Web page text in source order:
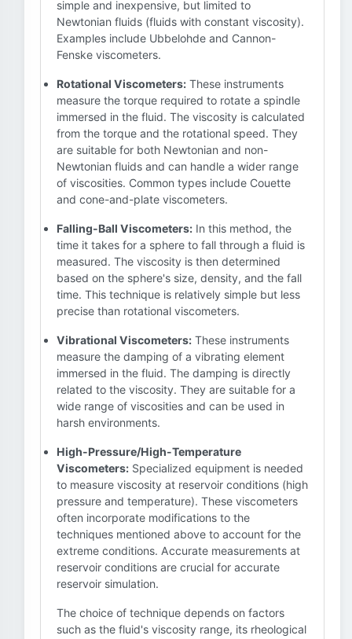
simple and inexpensive, but limited to
Newtonian fluids (fluids with constant viscosity).
Examples include Ubbelohde and Cannon-
Fenske viscometers.
Rotational Viscometers: These instruments
measure the torque required to rotate a spindle
immersed in the fluid. The viscosity is calculated
from the torque and the rotational speed. They
are suitable for both Newtonian and non-
Newtonian fluids and can handle a wider range
of viscosities. Common types include Couette
and cone-and-plate viscometers.
Falling-Ball Viscometers: In this method, the
time it takes for a sphere to fall through a fluid is
measured. The viscosity is then determined
based on the sphere's size, density, and the fall
time. This technique is relatively simple but less
precise than rotational viscometers.
Vibrational Viscometers: These instruments
measure the damping of a vibrating element
immersed in the fluid. The damping is directly
related to the viscosity. They are suitable for a
wide range of viscosities and can be used in
harsh environments.
High-Pressure/High-Temperature
Viscometers: Specialized equipment is needed
to measure viscosity at reservoir conditions (high
pressure and temperature). These viscometers
often incorporate modifications to the
techniques mentioned above to account for the
extreme conditions. Accurate measurements at
reservoir conditions are crucial for accurate
reservoir simulation.
The choice of technique depends on factors
such as the fluid's viscosity range, its rheological